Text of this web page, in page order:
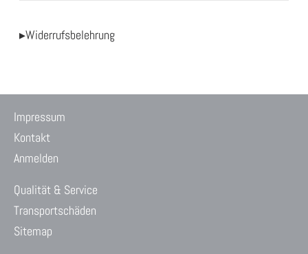
▸Widerrufsbelehrung
Impressum
Kontakt
Anmelden
Qualität & Service
Transportschäden
Sitemap